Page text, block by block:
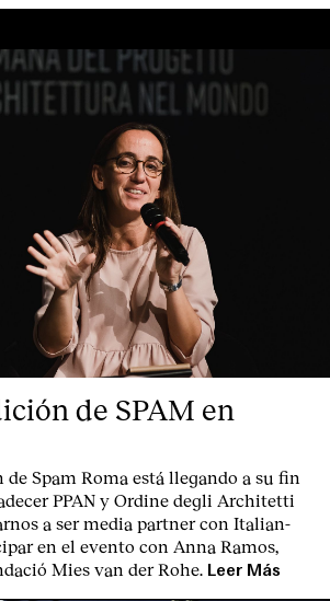
de SPAM en
de Spam Roma está llegando a su fin
PPAN y Ordine degli Architetti
a ser media partner con Italian-
en el evento con Anna Ramos,
Mies van der Rohe.
Leer Más